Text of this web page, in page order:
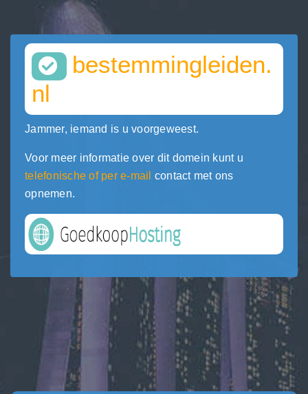
bestemmingleiden.
nl
Jammer, iemand is u voorgeweest.
Voor meer informatie over dit domein kunt u
telefonische of per e-mail contact met ons
opnemen.